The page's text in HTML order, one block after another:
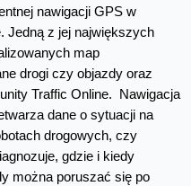
nawigacji GPS w
Jedną z jej największych
map
drogi czy objazdy oraz
Traffic Online. Nawigacja
dane o sytuacji na
drogowych, czy
gdzie i kiedy
można poruszać się po